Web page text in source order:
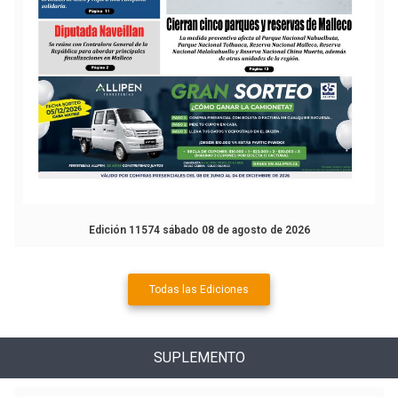
Edición 11574 sábado 08 de agosto de 2026
Todas las Ediciones
SUPLEMENTO